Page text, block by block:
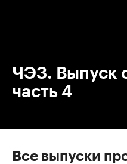
ЧЭЗ. Выпуск
часть 4
Все выпуски